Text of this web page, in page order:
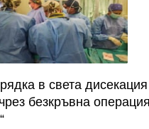
в света
безкръвна